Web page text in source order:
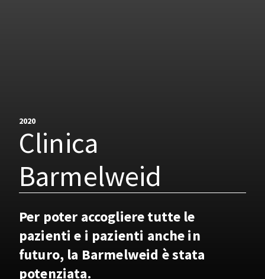
2020
Clinica
Barmelweid
Per poter accogliere tutte le
pazienti e i pazienti anche in
futuro, la Barmelweid è stata
potenziata.